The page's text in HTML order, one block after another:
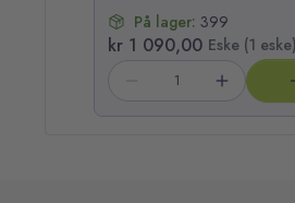
På lager: 399
kr 1 090,00 Eske (1 eske)